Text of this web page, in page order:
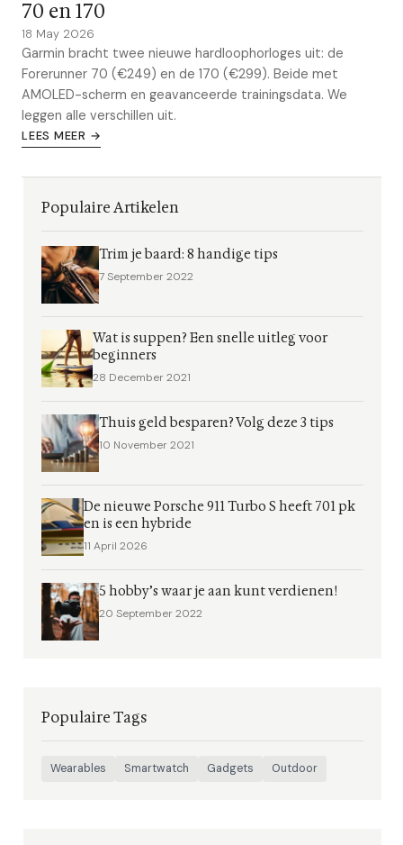
70 en 170
18 May 2026
Garmin bracht twee nieuwe hardloophorloges uit: de
Forerunner 70 (€249) en de 170 (€299). Beide met
AMOLED-scherm en geavanceerde trainingsdata. We
leggen alle verschillen uit.
LEES MEER →
Populaire Artikelen
Trim je baard: 8 handige tips
7 September 2022
Wat is suppen? Een snelle uitleg voor
beginners
28 December 2021
Thuis geld besparen? Volg deze 3 tips
10 November 2021
De nieuwe Porsche 911 Turbo S heeft 701 pk
en is een hybride
11 April 2026
5 hobby’s waar je aan kunt verdienen!
20 September 2022
Populaire Tags
Wearables Smartwatch Gadgets Outdoor